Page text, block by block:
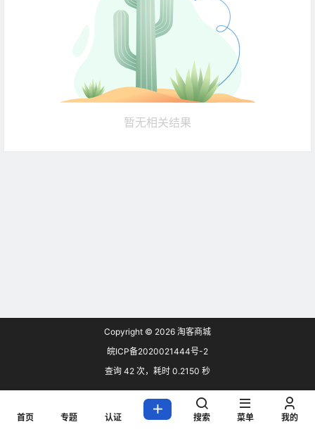
暂无相关结果
Copyright © 2026 淘客商城
皖ICP备2020021444号-2
查询 42 次，耗时 0.2150 秒
首页 专题 认证 搜索 菜单 我的